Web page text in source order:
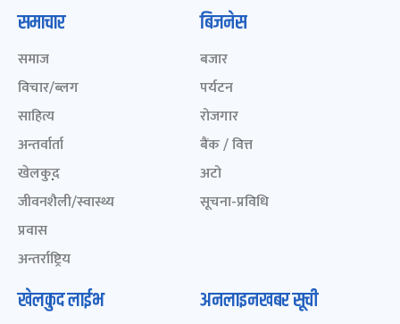
समाचार
समाज
विचार/ब्लग
साहित्य
अन्तर्वार्ता
खेलकुद़़
जीवनशैली/स्वास्थ्य
प्रवास
अन्तर्राष्ट्रिय
बिजनेस
बजार
पर्यटन
रोजगार
बैंक / वित्त
अटो
सूचना-प्रविधि
खेलकुद लाईभ अनलाइनखबर सूची